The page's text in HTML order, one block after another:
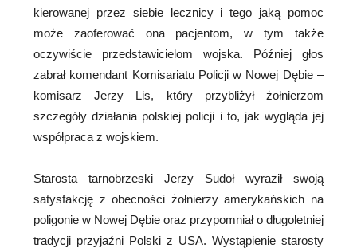
kierowanej przez siebie lecznicy i tego jaką pomoc
może zaoferować ona pacjentom, w tym także
oczywiście przedstawicielom wojska. Później głos
zabrał komendant Komisariatu Policji w Nowej Dębie –
komisarz Jerzy Lis, który przybliżył żołnierzom
szczegóły działania polskiej policji i to, jak wygląda jej
współpraca z wojskiem.
Starosta tarnobrzeski Jerzy Sudoł wyraził swoją
satysfakcję z obecności żołnierzy amerykańskich na
poligonie w Nowej Dębie oraz przypomniał o długoletniej
tradycji przyjaźni Polski z USA. Wystąpienie starosty